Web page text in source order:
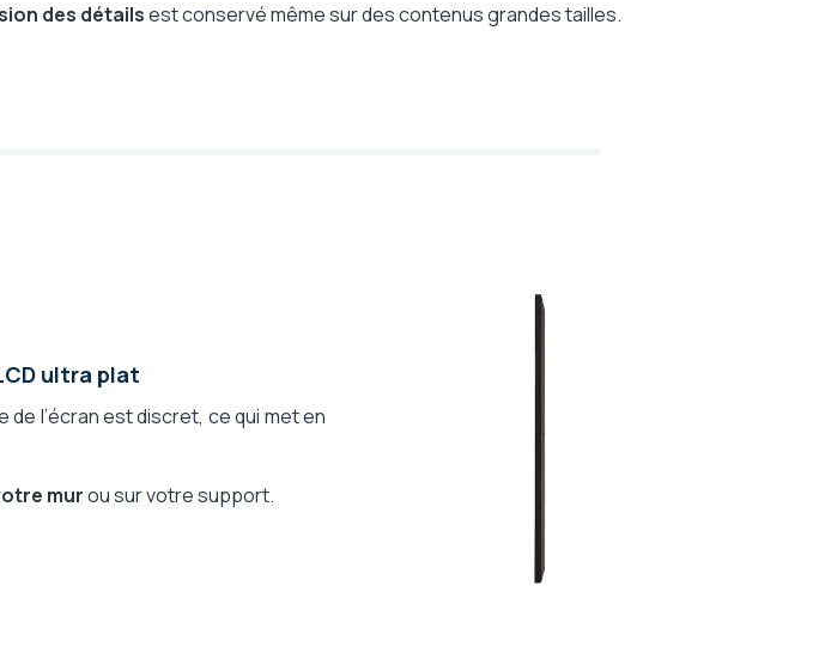
des détailsest conservé même sur des contenus grandes tailles.
ultra plat
de l’écran est discret, ce qui met en
murou sur votre support.